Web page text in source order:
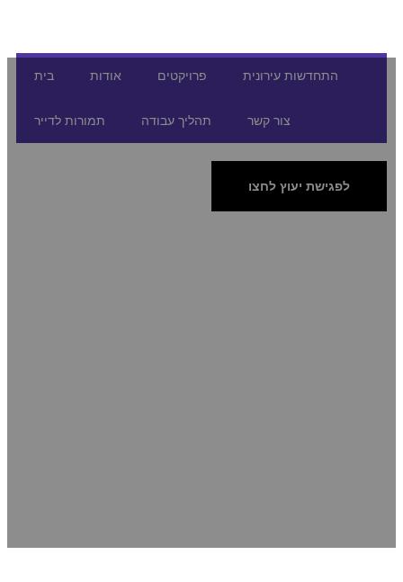
בית אודות פרויקטים התחדשות עירונית
תמורות לדייר תהליך עבודה
לפגישת יעוץ לחצו